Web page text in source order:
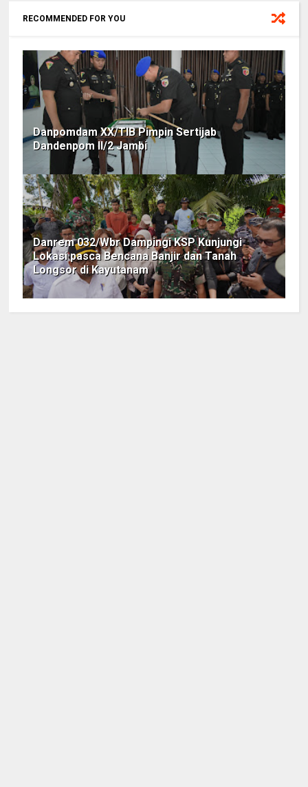
RECOMMENDED FOR YOU
Danpomdam XX/TIB Pimpin Sertijab
Dandenpom II/2 Jambi
Danrem 032/Wbr Dampingi KSP Kunjungi
Lokasi pasca Bencana Banjir dan Tanah
Longsor di Kayutanam